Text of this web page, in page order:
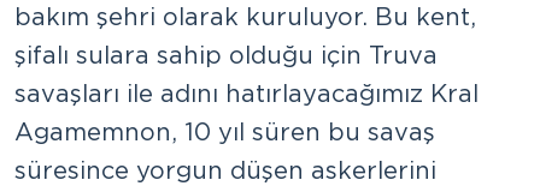
bakım şehri olarak kuruluyor. Bu kent,
şifalı sulara sahip olduğu için Truva
savaşları ile adını hatırlayacağımız Kral
Agamemnon, 10 yıl süren bu savaş
süresince yorgun düşen askerlerini